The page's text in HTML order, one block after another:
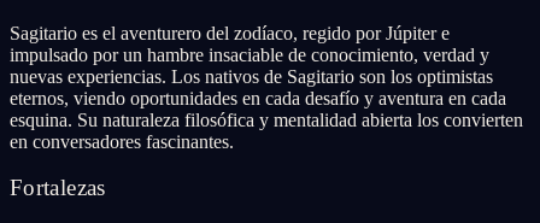
Sagitario es el aventurero del zodíaco, regido por Júpiter e
impulsado por un hambre insaciable de conocimiento, verdad y
nuevas experiencias. Los nativos de Sagitario son los optimistas
eternos, viendo oportunidades en cada desafío y aventura en cada
esquina. Su naturaleza filosófica y mentalidad abierta los convierten
en conversadores fascinantes.
Fortalezas